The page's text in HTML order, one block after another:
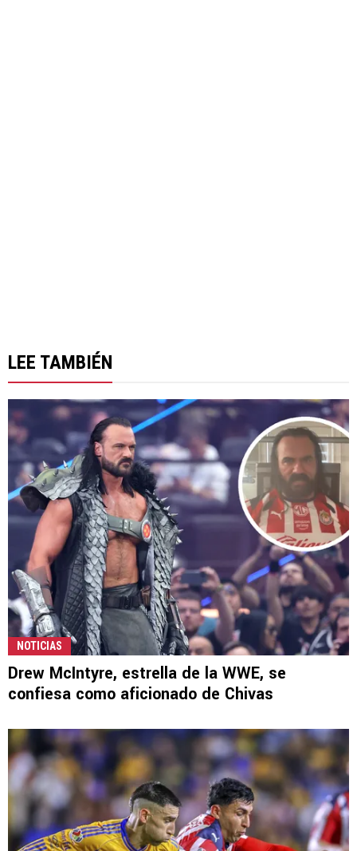
LEE TAMBIÉN
NOTICIAS
Drew McIntyre, estrella de la WWE, se
confiesa como aficionado de Chivas